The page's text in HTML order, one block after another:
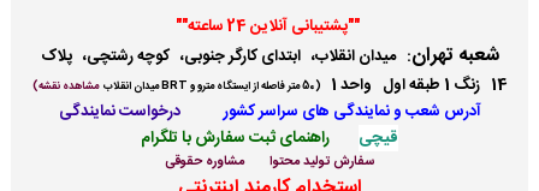
""پشتیبانی آنلاین 24 ساعته""
شعبه تهران: میدان انقلاب، ابتدای کارگر جنوبی، کوچه رشتچی، پلاک
14 زنگ 1 طبقه اول واحد 1
(50 متر فاصله از ایستگاه مترو و BRT میدان انقلاب مشاهده نقشه)
آدرس شعب و نمایندگی های سراسر کشور
درخواست نمایندگی
قیچی
راهنمای ثبت سفارش با تلگرام
سفارش تولید محتوا مشاوره حقوقی